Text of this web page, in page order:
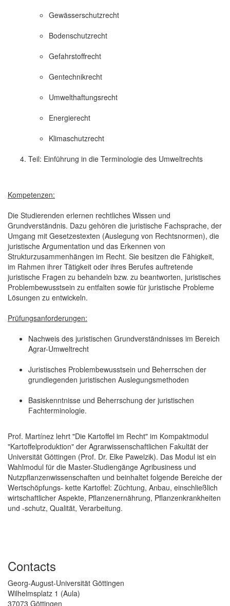
Gewässerschutzrecht
Bodenschutzrecht
Gefahrstoffrecht
Gentechnikrecht
Umwelthaftungsrecht
Energierecht
Klimaschutzrecht
Teil: Einführung in die Terminologie des Umweltrechts
Kompetenzen:
Die Studierenden erlernen rechtliches Wissen und
Grundverständnis. Dazu gehören die juristische Fachsprache, der
Umgang mit Gesetzestexten (Auslegung von Rechtsnormen), die
juristische Argumentation und das Erkennen von
Strukturzusammenhängen im Recht. Sie besitzen die Fähigkeit,
im Rahmen ihrer Tätigkeit oder ihres Berufes auftretende
juristische Fragen zu behandeln bzw. zu beantworten, juristisches
Problembewusstsein zu entfalten sowie für juristische Probleme
Lösungen zu entwickeln.
Prüfungsanforderungen:
Nachweis des juristischen Grundverständnisses im Bereich
Agrar-Umweltrecht
Juristisches Problembewusstsein und Beherrschen der
grundlegenden juristischen Auslegungsmethoden
Basiskenntnisse und Beherrschung der juristischen
Fachterminologie.
Prof. Martínez lehrt "Die Kartoffel im Recht" im Kompaktmodul
"Kartoffelproduktion" der Agrarwissenschaftlichen Fakultät der
Universität Göttingen (Prof. Dr. Elke Pawelzik). Das Modul ist ein
Wahlmodul für die Master-Studiengänge Agribusiness und
Nutzpflanzenwissenschaften und beinhaltet folgende Bereiche der
Wertschöpfungs- kette Kartoffel: Züchtung, Anbau, einschließlich
wirtschaftlicher Aspekte, Pflanzenernährung, Pflanzenkrankheiten
und -schutz, Qualität, Verarbeitung.
Contacts
Georg-August-Universität Göttingen
Wilhelmsplatz 1 (Aula)
37073 Göttingen